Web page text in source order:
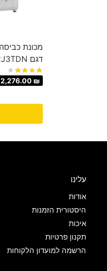
דגם FH2J3TDN
2,276.00 ₪
עלינו
אודות
היסטורית הזמנות
איכות
תקנון פרטיות
הרשמה למועדון הלקוחות